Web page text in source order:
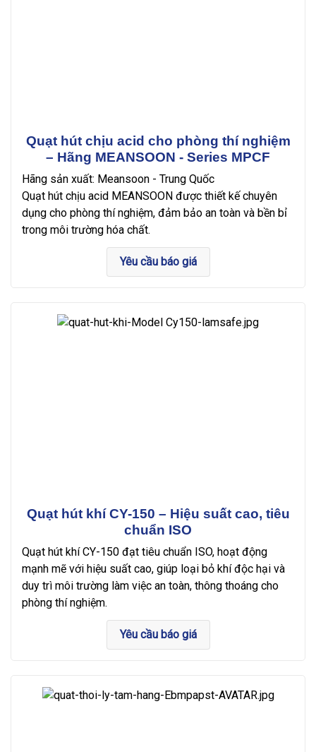
Quạt hút chịu acid cho phòng thí nghiệm
– Hãng MEANSOON - Series MPCF
Hãng sản xuất: Meansoon - Trung Quốc
Quạt hút chịu acid MEANSOON được thiết kế chuyên
dụng cho phòng thí nghiệm, đảm bảo an toàn và bền bỉ
trong môi trường hóa chất.
Yêu cầu báo giá
Quạt hút khí CY-150 – Hiệu suất cao, tiêu
chuẩn ISO
Quạt hút khí CY-150 đạt tiêu chuẩn ISO, hoạt động
mạnh mẽ với hiệu suất cao, giúp loại bỏ khí độc hại và
duy trì môi trường làm việc an toàn, thông thoáng cho
phòng thí nghiệm.
Yêu cầu báo giá